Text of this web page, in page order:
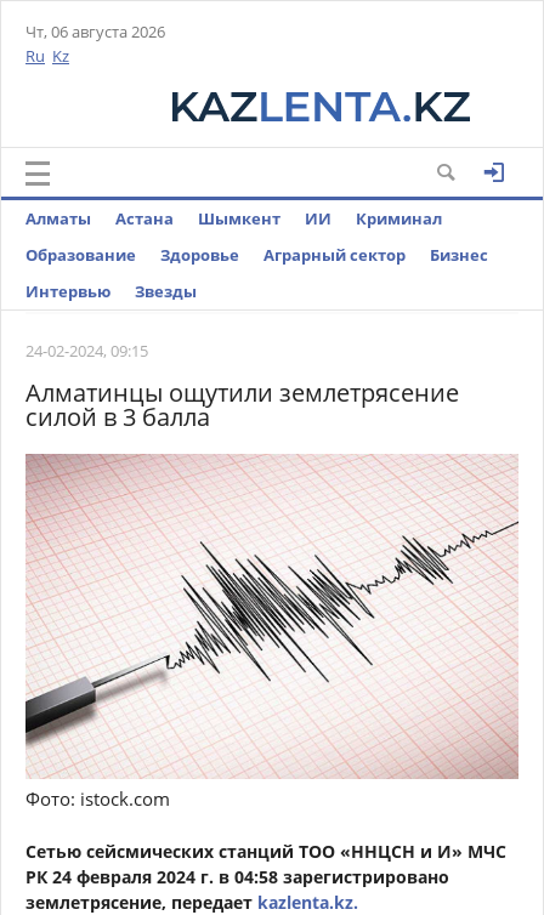
Чт, 06 августа 2026
Ru Kz
Алматы Астана Шымкент ИИ
Криминал
Образование
Здоровье Аграрный сектор
Бизнес
Интервью
Звезды
24-02-2024, 09:15
Алматинцы ощутили землетрясение
силой в 3 балла
Фото: istock.com
Сетью сейсмических станций ТОО «ННЦСН и И» МЧС
РК 24 февраля 2024 г. в 04:58 зарегистрировано
землетрясение, передает kazlenta.kz.